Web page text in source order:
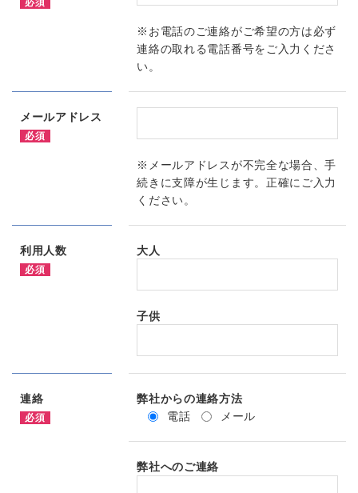
必須
※お電話のご連絡がご希望の方は必ず
連絡の取れる電話番号をご入力くださ
い。
メールアドレス
必須
※メールアドレスが不完全な場合、手
続きに支障が生じます。正確にご入力
ください。
利用人数
必須
大人
子供
連絡
必須
弊社からの連絡方法
電話
メール
弊社へのご連絡